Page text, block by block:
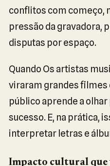
conflitos com começo,
pressão da gravadora,
disputas por espaço.
Quando Os artistas
viraram grandes filmes
público aprende a olhar
sucesso. E, na prática,
interpretar letras e
Impacto cultural que